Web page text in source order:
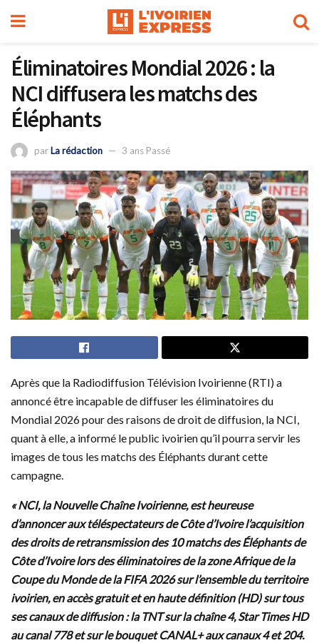
Éliminatoires Mondial 2026 : la
NCI diffusera les matchs des
Éléphants
parLa rédaction 3 ans Passé
Après que la Radiodiffusion Télévision Ivoirienne (RTI) a
annoncé être incapable de diffuser les éliminatoires du
Mondial 2026 pour des raisons de droit de diffusion, la NCI,
quant à elle, a informé le public ivoirien qu’il pourra servir les
images de tous les matchs des Éléphants durant cette
campagne.
« NCI, la Nouvelle Chaîne Ivoirienne, est heureuse
d’annoncer aux téléspectateurs de Côte d’Ivoire l’acquisition
des droits de retransmission des 10 matchs des Éléphants de
Côte d’Ivoire lors des éliminatoires de la zone Afrique de la
Coupe du Monde de la FIFA 2026 sur l’ensemble du territoire
ivoirien, en accès gratuit et en haute définition (HD) sur tous
ses canaux de diffusion : la TNT sur la chaîne 4, Star Times HD
au canal 778 et sur le bouquet CANAL+ aux canaux 4 et 204.